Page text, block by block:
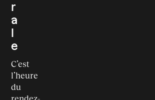
r
a
e
C’est
l’heure
du